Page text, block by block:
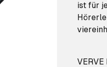
ist für